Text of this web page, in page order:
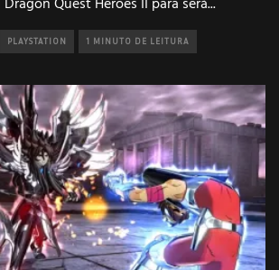
Quest Heroes II para será...
PLAYSTATION 1 MINUTO DE LEITURA